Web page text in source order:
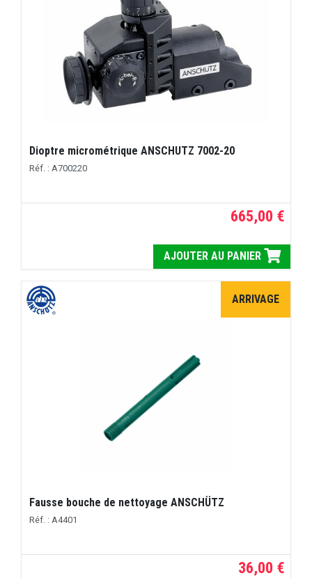
Dioptre micrométrique ANSCHUTZ 7002-20
Réf. : A700220
665,00 €
AJOUTER AU PANIER
ARRIVAGE
Fausse bouche de nettoyage ANSCHÜTZ
Réf. : A4401
36,00 €